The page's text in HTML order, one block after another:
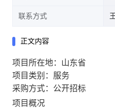
联系方式
正文内容
项目所在地：山东省
项目类别：服务
采购方式：公开招标
项目概况